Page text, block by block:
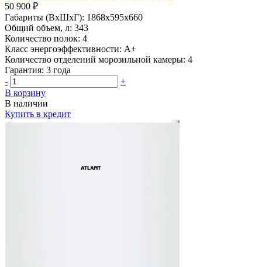
50 900 ₽
Габариты (ВхШхГ): 1868х595х660
Общий объем, л: 343
Количество полок: 4
Класс энергоэффективности: A+
Количество отделений морозильной камеры: 4
Гарантия: 3 года
-
+
В корзину
В наличии
Купить в кредит